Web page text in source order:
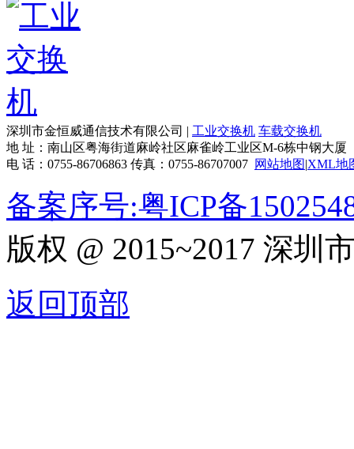
深圳市金恒威通信技术有限公司 | 工业交换机 车载交换机
地 址：南山区粤海街道麻岭社区麻雀岭工业区M-6栋中钢大厦
电 话：0755-86706863 传真：0755-86707007 网站地图|XML地
备案序号:粤ICP备
版权 @ 2015~2017 深圳
返回顶部